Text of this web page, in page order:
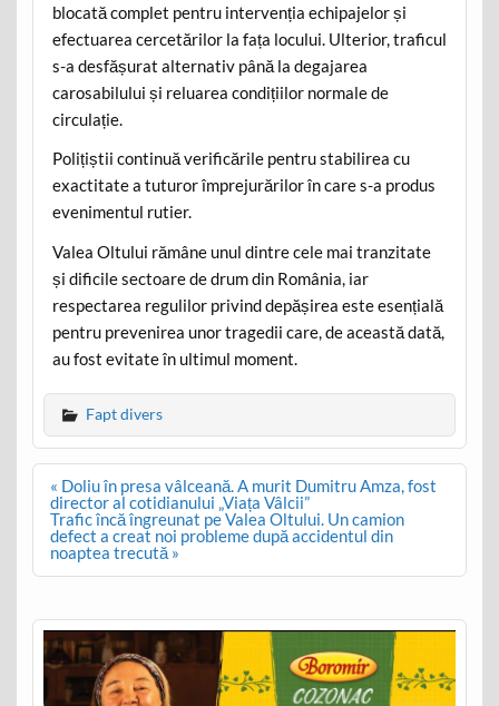
blocată complet pentru intervenția echipajelor și
efectuarea cercetărilor la fața locului. Ulterior, traficul
s-a desfășurat alternativ până la degajarea
carosabilului și reluarea condițiilor normale de
circulație.
Polițiștii continuă verificările pentru stabilirea cu
exactitate a tuturor împrejurărilor în care s-a produs
evenimentul rutier.
Valea Oltului rămâne unul dintre cele mai tranzitate
și dificile sectoare de drum din România, iar
respectarea regulilor privind depășirea este esențială
pentru prevenirea unor tragedii care, de această dată,
au fost evitate în ultimul moment.
Fapt divers
Post
navigation
« Doliu în presa vâlceană. A murit Dumitru Amza, fost
director al cotidianului „Viața Vâlcii”
Trafic încă îngreunat pe Valea Oltului. Un camion
defect a creat noi probleme după accidentul din
noaptea trecută »